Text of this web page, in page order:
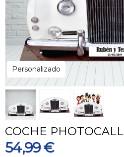
Personalizado
COCHE PHOTOCALL
54,99 €